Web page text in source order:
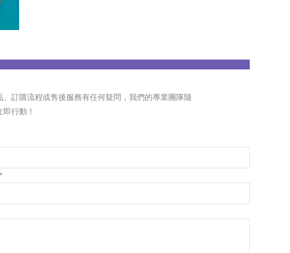
訂購流程或售後服務有任何疑問，我們的專業團隊隨
行動！